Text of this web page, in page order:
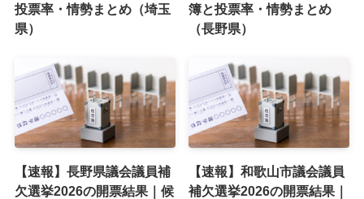
投票率・情勢まとめ（埼玉
県）
簿と投票率・情勢まとめ
（長野県）
【速報】長野県議会議員補
欠選挙2026の開票結果｜候
【速報】和歌山市議会議員
補欠選挙2026の開票結果｜